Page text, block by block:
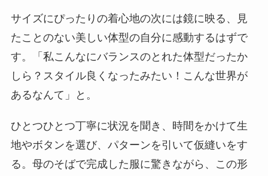
サイズにぴったりの着心地の次には鏡に映る、見
たことのない美しい体型の自分に感動するはずで
す。「私こんなにバランスのとれた体型だったか
しら？スタイル良くなったみたい！こんな世界が
あるなんて」と。
ひとつひとつ丁寧に状況を聞き、時間をかけて生
地やボタンを選び、パターンを引いて仮縫いをす
る。母のそばで完成した服に驚きながら、この形